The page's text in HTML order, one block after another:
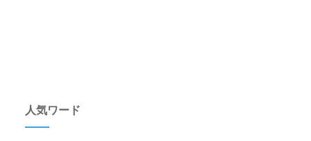
人気ワード